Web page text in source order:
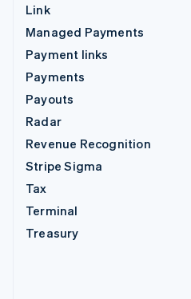
Link
Managed Payments
Payment links
Payments
Payouts
Radar
Revenue Recognition
Stripe Sigma
Tax
Terminal
Treasury